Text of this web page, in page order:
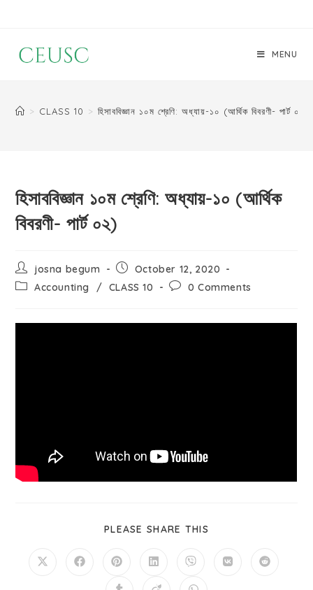
MENU
> CLASS 10 > হিসাববিজ্ঞান ১০ম শ্রেণি: অধ্যায়-১০ (আর্থিক বিবরণী- পার্ট ০২)
হিসাববিজ্ঞান ১০ম শ্রেণি: অধ্যায়-১০ (আর্থিক
বিবরণী- পার্ট ০২)
josna begum
October 12, 2020
Accounting
/ CLASS 10 0 Comments
PLEASE SHARE THIS